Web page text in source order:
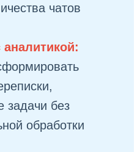
чатов
задачи без
обработки